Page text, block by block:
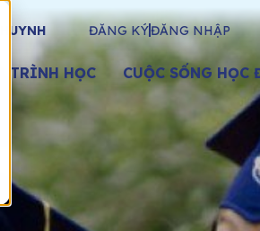
ĐĂNG KÝĐĂNG NHẬP
TRÌNH HỌC CUỘC SỐNG HỌC